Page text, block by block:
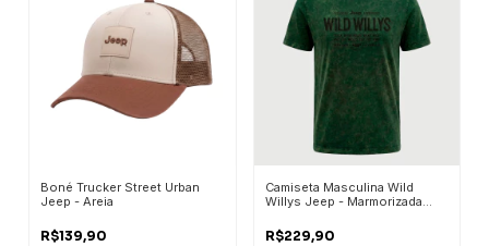
Boné Trucker Street Urban
Jeep - Areia
R$139,90
Camiseta Masculina Wild
Willys Jeep - Marmorizada
R$229,90